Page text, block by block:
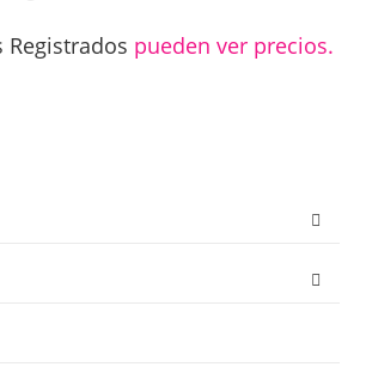
Registrados pueden ver precios.